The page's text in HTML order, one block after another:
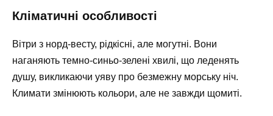
Кліматичні особливості
Вітри з норд-весту, рідкісні, але могутні. Вони
наганяють темно-синьо-зелені хвилі, що леденять
душу, викликаючи уяву про безмежну морську ніч.
Климати змінюють кольори, але не завжди щомиті.